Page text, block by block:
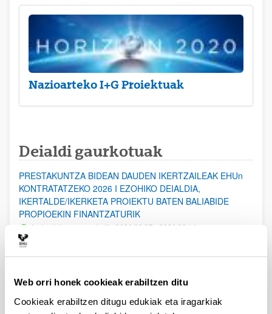
Web orri honek cookieak erabiltzen ditu
Cookieak erabiltzen ditugu edukiak eta iragarkiak
Nazioarteko I+G Proiektuak
Deialdi gaurkotuak
PRESTAKUNTZA BIDEAN DAUDEN IKERTZAILEAK EHUn
KONTRATATZEKO 2026 I EZOHIKO DEIALDIA,
IKERTALDE/IKERKETA PROIEKTU BATEN BALIABIDE
PROPIOEKIN FINANTZATURIK
Aurkezteko epea zabalik: 2026/08/07 - 2026/08/14
erosi eta berritzeko laguntzak 2026
Izapide irekia